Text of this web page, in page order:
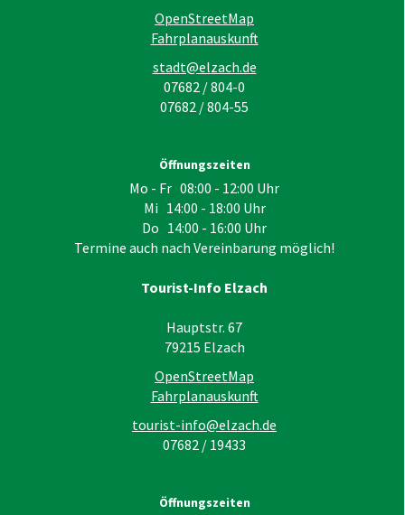
OpenStreetMap
Fahrplanauskunft
stadt@elzach.de
07682 / 804-0
07682 / 804-55
Öffnungszeiten
Mo - Fr 08:00 - 12:00 Uhr
Mi 14:00 - 18:00 Uhr
Do 14:00 - 16:00 Uhr
Termine auch nach Vereinbarung möglich!
Tourist-Info Elzach
Hauptstr. 67
79215 Elzach
OpenStreetMap
Fahrplanauskunft
tourist-info@elzach.de
07682 / 19433
Öffnungszeiten